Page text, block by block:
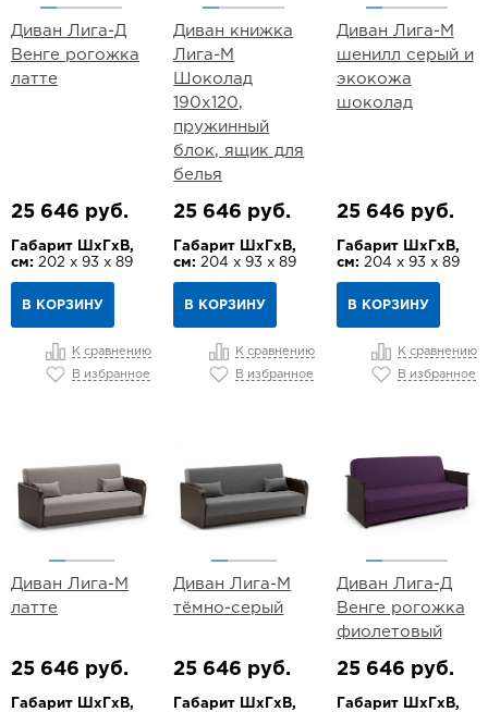
Диван Лига-Д
Венге рогожка
латте
25 646 руб.
Габарит ШхГхВ,
см: 202 х 93 х 89
В КОРЗИНУ
К сравнению
В избранное
Диван книжка
Лига-М
Шоколад
190х120,
пружинный
блок, ящик для
белья
25 646 руб.
Габарит ШхГхВ,
см: 204 х 93 х 89
В КОРЗИНУ
К сравнению
В избранное
Диван Лига-М
шенилл серый и
экокожа
шоколад
25 646 руб.
Габарит ШхГхВ,
см: 204 х 93 х 89
В КОРЗИНУ
К сравнению
В избранное
Диван Лига-М
латте
25 646 руб.
Габарит ШхГхВ,
Диван Лига-М
тёмно-серый
25 646 руб.
Габарит ШхГхВ,
Диван Лига-Д
Венге рогожка
фиолетовый
25 646 руб.
Габарит ШхГхВ,